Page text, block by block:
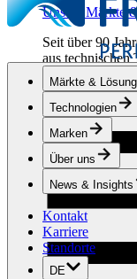
Unsere Märkte
Seit über 90
aus
und mit
unsere
Bauwesen
Märkte &
Technologien
Marken
Über uns
News & Insights
Kontakt
Karriere
Standorte
DE